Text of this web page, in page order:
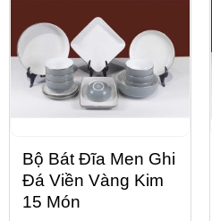
Bộ Bát Đĩa Men Ghi
Đá Viền Vàng Kim
15 Món